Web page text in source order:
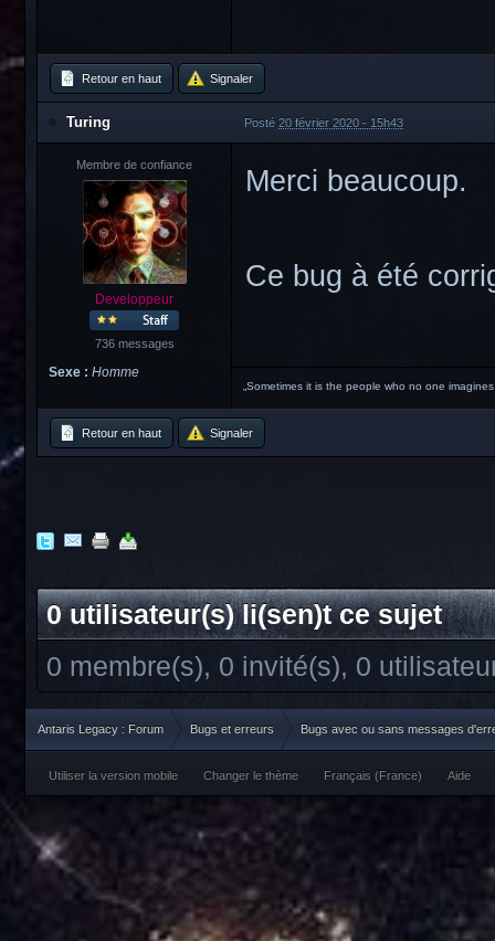
Retour en haut Signaler
Turing Posté 20 février 2020 - 15h43
Membre de confiance
Developpeur
736 messages
Sexe : Homme
Merci beaucoup.
Ce bug à été
„Sometimes it is the people who no one
Retour en haut Signaler
0 utilisateur(s) li(sen)t ce sujet
0 membre(s), 0 invité(s), 0
Antaris Legacy : Forum Bugs et erreurs Bugs avec ou sans messages
Utiliser la version mobile Changer le thème Français (France) Aide